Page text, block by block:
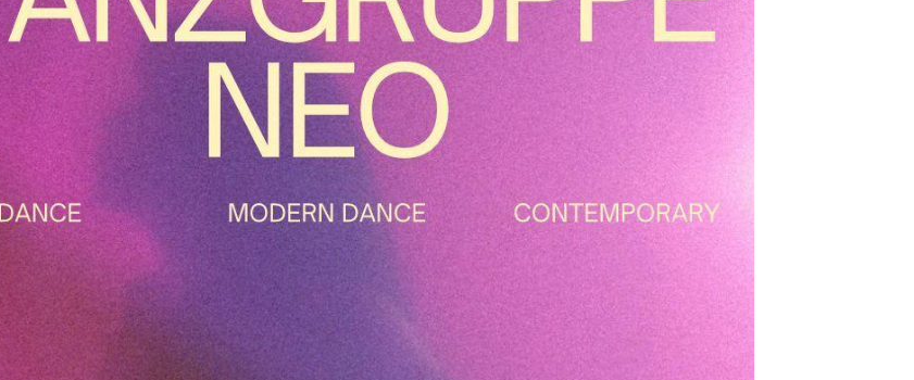
Mitglieder-Service
Alles zur Mitgliedschaft
Downloads
Geschäftsstelle
VfL Goldstein 1953 e. V.
Zur Waldau 12